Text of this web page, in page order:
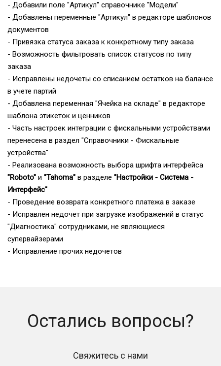
- Добавили поле "Артикул" справочнике "Модели"
- Добавлены переменные "Артикул" в редакторе шаблонов
документов
- Привязка статуса заказа к конкретному типу заказа
- Возможность фильтровать список статусов по типу
заказа
- Исправлены недочеты со списанием остатков на балансе
в учете партий
- Добавлена переменная "Ячейка на складе" в редакторе
шаблона этикеток и ценников
- Часть настроек интеграции с фискальными устройствами
перенесена в раздел "Справочники - Фискальные
устройства"
- Реализована возможность выбора шрифта интерфейса
"Roboto" и "Tahoma" в разделе "Настройки - Система -
Интерфейс"
- Проведение возврата конкретного платежа в заказе
- Исправлен недочет при загрузке изображений в статус
"Диагностика" сотрудниками, не являющиеся
супервайзерами
- Исправление прочих недочетов
Остались вопросы?
Свяжитесь с нами